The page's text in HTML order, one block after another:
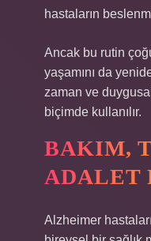
hastaların
Ancak bu rutin
yaşamını da
zaman ve
biçimde kullanılır.
BAKIM,
ADALET
Alzheimer